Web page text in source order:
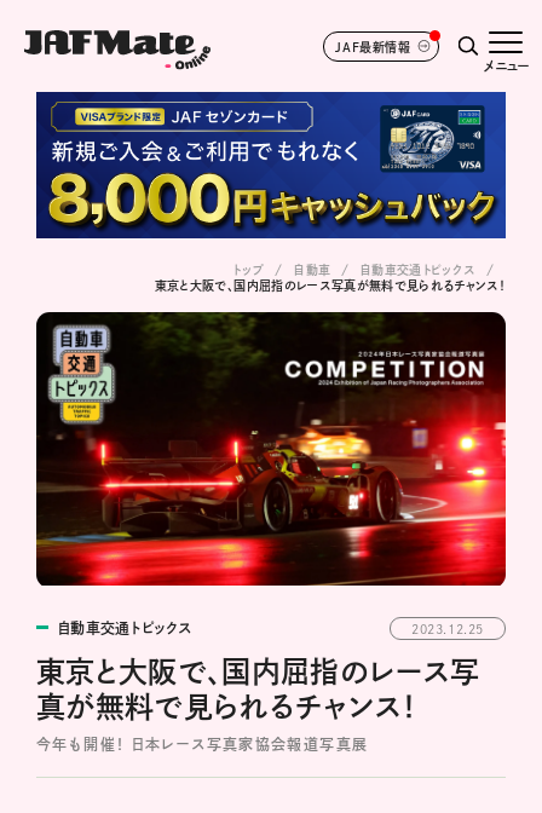
JAF最新情報
メニュー
トップ 自動車
自動車交通トピックス
東京と大阪で、国内屈指のレース写真が無料で見られるチャンス！
自動車交通トピックス 2023.12.25
東京と大阪で、国内屈指のレース写
真が無料で見られるチャンス！
今年も開催！ 日本レース写真家協会報道写真展